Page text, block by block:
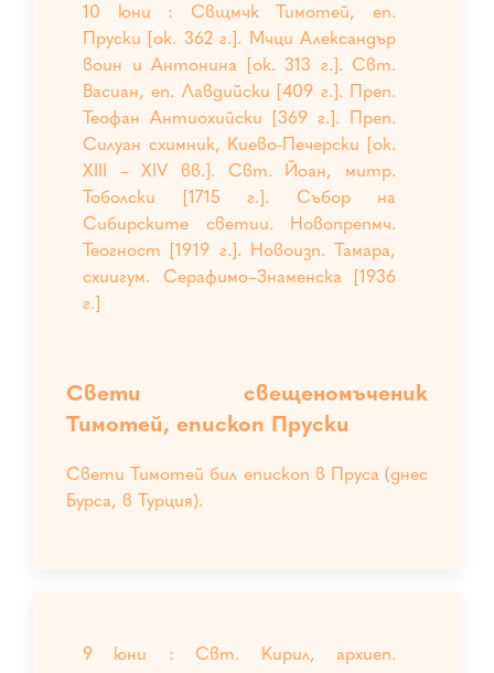
10 юни : Свщмчк Тимотей, еп.
Пруски [ок. 362 г.]. Мчци Александър
воин и Антонина [ок. 313 г.]. Свт.
Васиан, еп. Лавдийски [409 г.]. Преп.
Теофан Антиохийски [369 г.]. Преп.
Силуан схимник, Киево-Печерски [ок.
ХIII – ХIV вв.]. Свт. Йоан, митр.
Тоболски [1715 г.]. Събор на
Сибирските светии. Новопрепмч.
Теогност [1919 г.]. Новоизп. Тамара,
схиигум. Серафимо–Знаменска [1936
г.]
Свети свещеномъченик
Тимотей, епископ Пруски
Свети Тимотей бил епископ в Пруса (днес
Бурса, в Турция).
9 юни : Свт. Кирил, архиеп.